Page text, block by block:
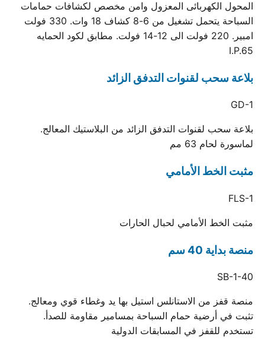
المحول الكهربائى المعزول وامن مخصص لكشافات حمامات
السباحة يتحمل تشغيل من 6-8 كشاف 18 وات. 330 فولت
امبير. 220 فولت الى 12-14 فولت. مطابق لكود الحمايه
I.P.65
بلاعة سحب لقنوات التدفق الزائد
GD-1
بلاعة سحب لقنوات التدفق الزائد من البلاستيك المعالج.
لماسورة لحام 63 مم
مثبت الخط الأمامي
FLS-1
مثبت الخط الأمامي لحبال الحارات
منصة بداية 40 سم
SB-1-40
منصة قفز من الاستانلس استيل بها يد وغطاء قوي ومعالج.
تثبت في أرضية حمام السباحة بمسامير مقاومة للصدأ.
تستخدم للقفز في المسابقات الدولية